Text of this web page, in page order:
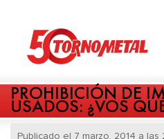
PROHIBICIÓN DE
USADOS: ¿VOS
Publicado el 7 marzo, 2014 a las